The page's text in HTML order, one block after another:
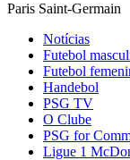
Paris Saint-Germain
Notícias
Futebol
Futebol
Handebol
PSG TV
O Clube
PSG for
Ligue 1